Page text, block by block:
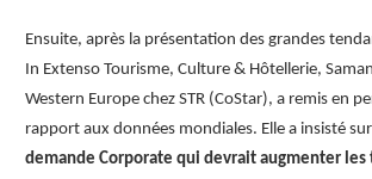
Ensuite, après la présentation des grandes
In Extenso Tourisme, Culture & Hôtellerie,
Western Europe chez STR (CoStar), a remis en
rapport aux données mondiales. Elle a insisté
demande Corporate qui devrait augmenter les